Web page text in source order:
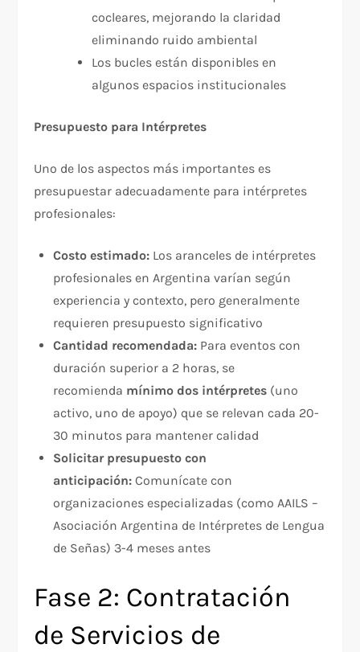
cocleares, mejorando la claridad
eliminando ruido ambiental​
Los bucles están disponibles en
algunos espacios institucionales​
Presupuesto para Intérpretes
Uno de los aspectos más importantes es
presupuestar adecuadamente para intérpretes
profesionales:​
Costo estimado: Los aranceles de intérpretes
profesionales en Argentina varían según
experiencia y contexto, pero generalmente
requieren presupuesto significativo​
Cantidad recomendada: Para eventos con
duración superior a 2 horas, se
recomienda mínimo dos intérpretes (uno
activo, uno de apoyo) que se relevan cada 20-
30 minutos para mantener calidad​
Solicitar presupuesto con
anticipación: Comunícate con
organizaciones especializadas (como AAILS –
Asociación Argentina de Intérpretes de Lengua
de Señas) 3-4 meses antes​
Fase 2: Contratación
de Servicios de